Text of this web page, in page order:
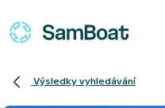
Výsledky vyhledávání